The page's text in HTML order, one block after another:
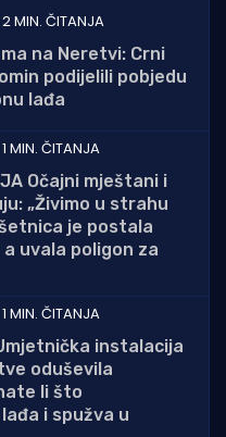
2 MIN. ČITANJA
na Neretvi: Crni
podijelili pobjedu
lađa
1 MIN. ČITANJA
Očajni mještani i
„Živimo u strahu
je postala
uvala poligon za
1 MIN. ČITANJA
instalacija
oduševila
li što
i spužva u